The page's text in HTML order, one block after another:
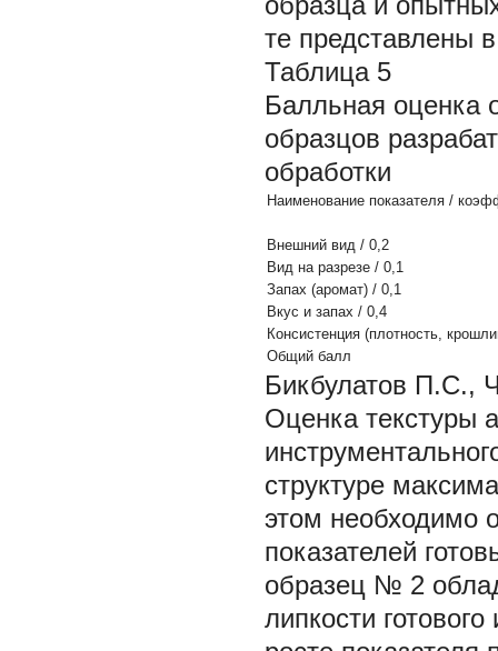
те представлены
Таблица 5
Балльная оценка
образцов
обработки
Наименование показателя /
Внешний вид / 0,2
Вид на разрезе / 0,1
Запах (аромат) / 0,1
Вкус и запах / 0,4
Консистенция (плотность,
Общий балл
Бикбулатов П.С.,
Оценка текстуры
структуре
этом необходимо
показателей
образец № 2
липкости